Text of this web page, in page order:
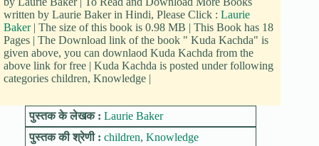
written by Laurie Baker in Hindi, Please Click : Laurie
Baker| The size of this book is 0.98 MB | This Book has 18
Pages | The Download link of the book " Kuda Kachda" is
given above, you can downlaod Kuda Kachda from the
above link for free | Kuda Kachda is posted under following
categories children, Knowledge |
पुस्तक के लेखक : Laurie Baker
पुस्तक की श्रेणी : children, Knowledge